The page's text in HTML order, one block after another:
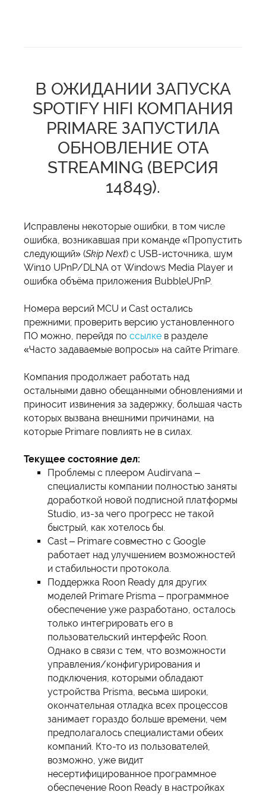
В ОЖИДАНИИ ЗАПУСКА
SPOTIFY HIFI КОМПАНИЯ
PRIMARE ЗАПУСТИЛА
ОБНОВЛЕНИЕ OTA
STREAMING (ВЕРСИЯ
14849).
Исправлены некоторые ошибки, в том числе
ошибка, возникавшая при команде «Пропустить
следующий» (Skip Next) с USB-источника, шум
Win10 UPnP/DLNA от Windows Media Player и
ошибка объёма приложения BubbleUPnP.
Номера версий MCU и Cast остались
прежними; проверить версию установленного
ПО можно, перейдя по ссылке в разделе
«Часто задаваемые вопросы» на сайте Primare.
Компания продолжает работать над
остальными давно обещанными обновлениями и
приносит извинения за задержку, большая часть
которых вызвана внешними причинами, на
которые Primare повлиять не в силах.
Текущее состояние дел:
Проблемы с плеером Audirvana –
специалисты компании полностью заняты
доработкой новой подписной платформы
Studio, из-за чего прогресс не такой
быстрый, как хотелось бы.
Cast – Primare совместно с Google
работает над улучшением возможностей
и стабильности протокола.
Поддержка Roon Ready для других
моделей Primare Prisma – программное
обеспечение уже разработано, осталось
только интегрировать его в
пользовательский интерфейс Roon.
Однако в связи с тем, что возможности
управления/конфигурирования и
подключения, которыми обладают
устройства Prisma, весьма широки,
окончательная отладка всех процессов
занимает гораздо больше времени, чем
предполагалось специалистами обеих
компаний. Кто-то из пользователей,
возможно, уже видит
несертифицированное программное
обеспечение Roon Ready в настройках